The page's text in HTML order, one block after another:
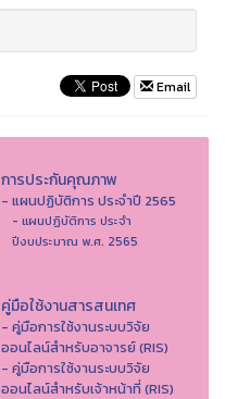
Email
การประกันคุณภาพ
- แผนปฏิบัติการ ประจำปี 2565
- แผนปฏิบัติการ ประจำ
ปีงบประมาณ พ.ศ. 2565
คู่มือใช้งานสารสนเทศ
- คู่มือการใช้งานระบบวิจัย
ออนไลน์สำหรับอาจารย์ (RIS)
- คู่มือการใช้งานระบบวิจัย
ออนไลน์สำหรับเจ้าหน้าที่ (RIS)